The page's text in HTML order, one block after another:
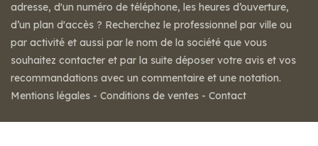
adresse, d'un numéro de téléphone, les heures d’ouverture,
d’un plan d'accès ? Recherchez le professionnel par ville ou
par activité et aussi par le nom de la société que vous
souhaitez contacter et par la suite déposer votre avis et vos
recommandations avec un commentaire et une notation.
Mentions légales - Conditions de ventes - Contact